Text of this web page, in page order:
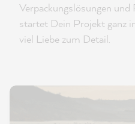
Verpackungslösungen
startet Dein Projekt ganz
viel Liebe zum Detail.